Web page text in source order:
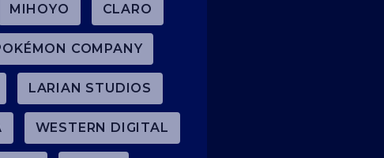
MIHOYO CLARO
COMPANY
LARIAN STUDIOS
WESTERN DIGITAL